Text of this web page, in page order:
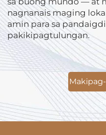
nagnanais maging
amin para sa
pakikipagtulungan.